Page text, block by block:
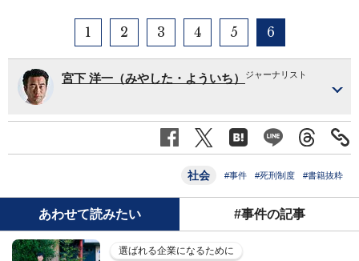
1 2 3 4 5 6
宮下 洋一（みやした・よういち） ジャーナリスト
社会 #事件 #死刑制度 #書籍抜粋
あわせて読みたい #事件の記事
選ばれる企業になるために